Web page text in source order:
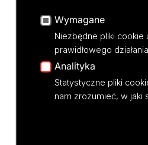
KONTAKT
Wymagane
Niezbędne pliki
prawidłowego
Analityka
Statystyczne pliki
nam zrozumieć, w jaki